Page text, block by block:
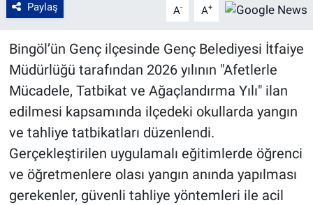
Paylaş A- A+
Bingöl’ün Genç ilçesinde Genç Belediyesi İtfaiye
Müdürlüğü tarafından 2026 yılının "Afetlerle
Mücadele, Tatbikat ve Ağaçlandırma Yılı" ilan
edilmesi kapsamında ilçedeki okullarda yangın
ve tahliye tatbikatları düzenlendi.
Gerçekleştirilen uygulamalı eğitimlerde öğrenci
ve öğretmenlere olası yangın anında yapılması
gerekenler, güvenli tahliye yöntemleri ile acil